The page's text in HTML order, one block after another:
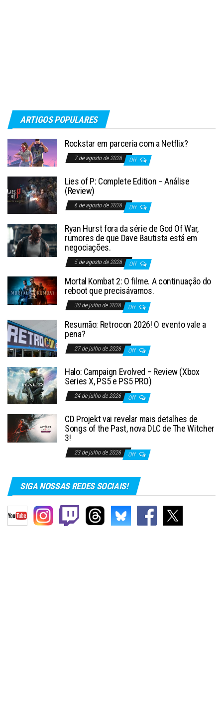
ARTIGOS POPULARES
Rockstar em parceria com a Netflix?
7 de agosto de 2026 Off
Lies of P: Complete Edition – Análise
(Review)
6 de agosto de 2026 Off
Ryan Hurst fora da série de God Of War,
rumores de que Dave Bautista está em
negociações.
5 de agosto de 2026 Off
Mortal Kombat 2: O filme. A continuação do
reboot que precisávamos.
30 de julho de 2026 Off
Resumão: Retrocon 2026! O evento vale a
pena?
27 de julho de 2026 Off
Halo: Campaign Evolved – Review (Xbox
Series X, PS5 e PS5 PRO)
24 de julho de 2026 Off
CD Projekt vai revelar mais detalhes de
Songs of the Past, nova DLC de The Witcher
3!
23 de julho de 2026 Off
SIGA NOSSAS REDES SOCIAIS!